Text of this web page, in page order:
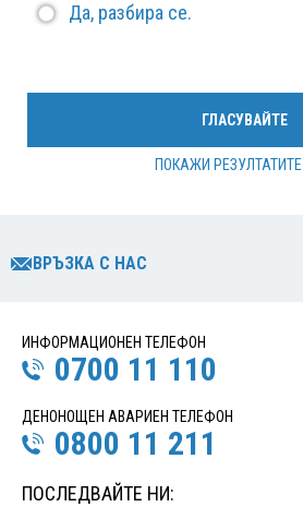
Да, разбира се.
ПОКАЖИ РЕЗУЛТАТИТЕ
ВРЪЗКА С НАС
ИНФОРМАЦИОНЕН ТЕЛЕФОН
0700 11 110
ДЕНОНОЩЕН АВАРИЕН ТЕЛЕФОН
0800 11 211
ПОСЛЕДВАЙТЕ НИ: